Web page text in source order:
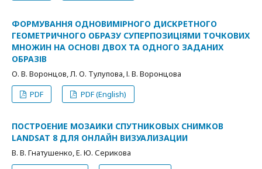
ФОРМУВАННЯ ОДНОВИМІРНОГО ДИСКРЕТНОГО
ГЕОМЕТРИЧНОГО ОБРАЗУ СУПЕРПОЗИЦІЯМИ ТОЧКОВИХ
МНОЖИН НА ОСНОВІ ДВОХ ТА ОДНОГО ЗАДАНИХ
ОБРАЗІВ
О. В. Воронцов, Л. О. Тулупова, І. В. Воронцова
PDF
PDF (English)
ПОСТРОЕНИЕ МОЗАИКИ СПУТНИКОВЫХ СНИМКОВ
LANDSAT 8 ДЛЯ ОНЛАЙН ВИЗУАЛИЗАЦИИ
В. В. Гнатушенко, Е. Ю. Серикова